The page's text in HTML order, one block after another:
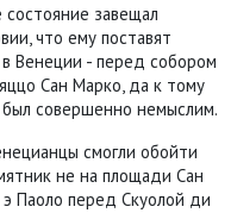
завещал
что ему поставят
Венеции - перед собором
Сан Марко, да к тому
совершенно немыслим.
смогли обойти
не на площади Сан
Паоло перед Скуолой ди